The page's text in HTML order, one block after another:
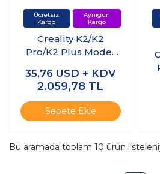
Creality K2/K2
Pro/K2 Plus Model
35,76 USD + KDV
2.059,78 TL
Sepete Ekle
Bu aramada toplam 10 ürün